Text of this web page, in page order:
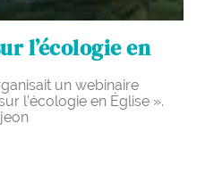
l’écologie en
un webinaire
l’écologie en Église ».